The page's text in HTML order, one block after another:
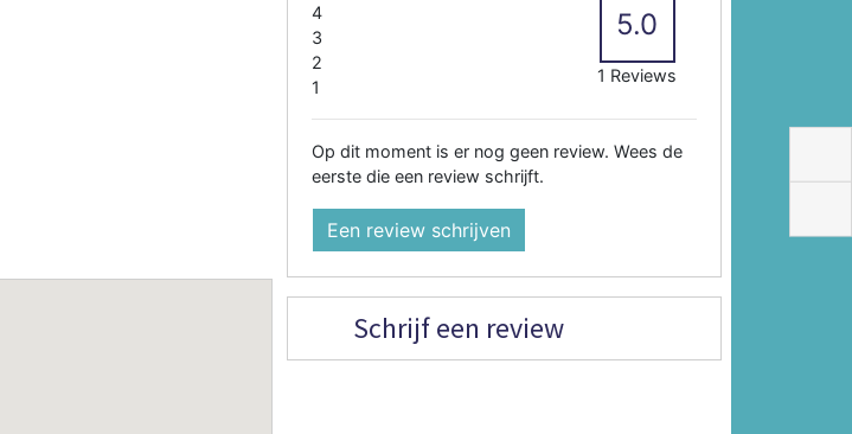
4
3
2
1
5.0
1 Reviews
Op dit moment is er nog geen review. Wees de
eerste die een review schrijft.
Een review schrijven
Schrijf een review